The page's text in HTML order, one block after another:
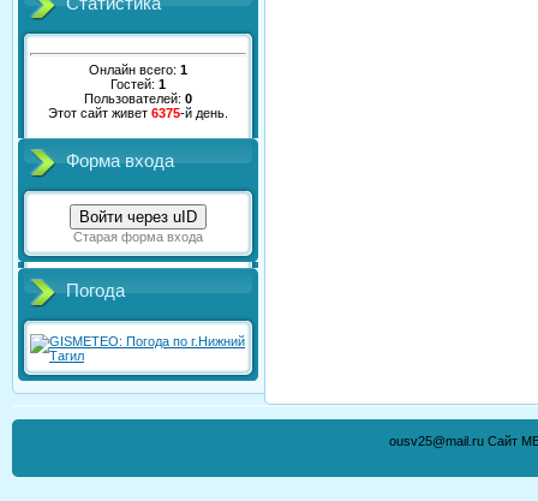
Онлайн всего: 1
Гостей: 1
Пользователей: 0
Этот сайт живет 6375-й день.
Форма входа
Войти через uID
Старая форма входа
Погода
ousv25@mail.ru Сайт